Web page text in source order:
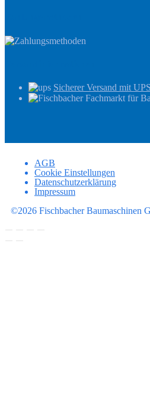
Sicherer Versand mit UPS
AGB
Cookie Einstellungen
Datenschutzerklärung
Impressum
©2026 Fischbacher Baumaschinen